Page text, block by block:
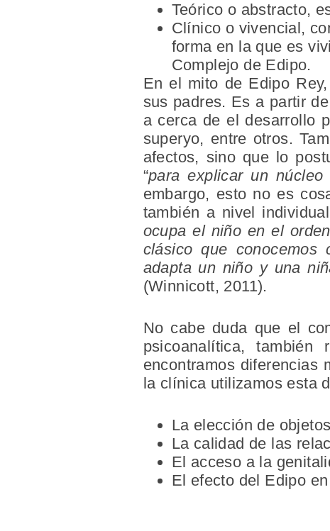
Teórico o abstracto,
Clínico o vivencial,
forma en la que es
Complejo de Edipo.
En el mito de Edipo
sus padres. Es a partir
a cerca de el desarrollo
superyo, entre otros.
afectos, sino que lo
“para explicar un núcleo
embargo, esto no es
también a nivel
ocupa el niño en el
clásico que conocemos
adapta un niño y una
(Winnicott, 2011).
No cabe duda que el
psicoanalítica,
encontramos diferencias
la clínica utilizamos esta
La elección de
La calidad de las
El acceso a la
El efecto del Edipo